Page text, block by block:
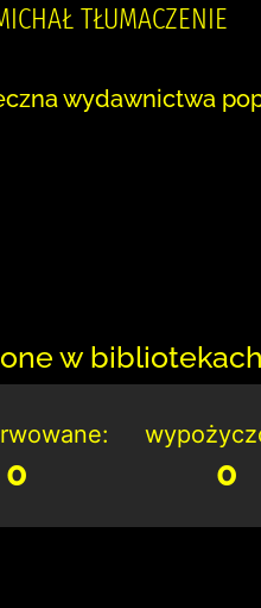
TŁUMACZENIE
wydawnictwa
w
0 0